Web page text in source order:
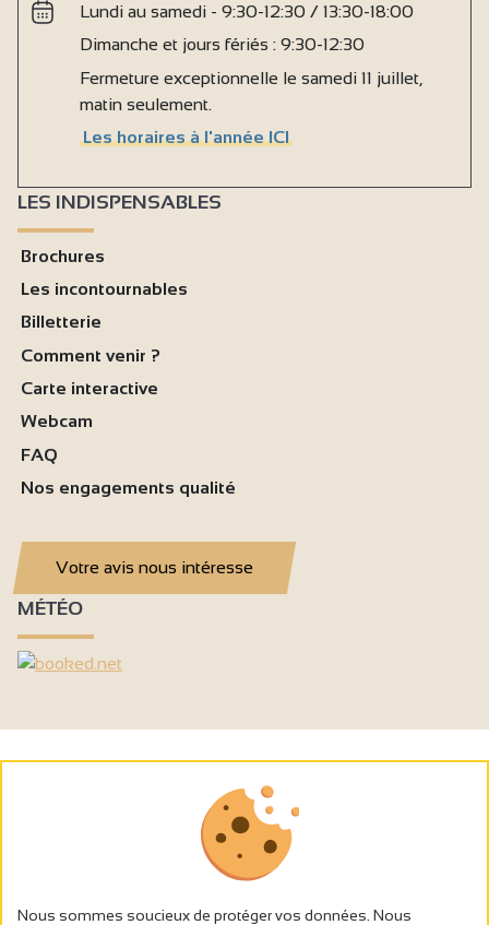
Lundi au samedi - 9:30-12:30 / 13:30-18:00
Dimanche et jours fériés : 9:30-12:30
Fermeture exceptionnelle le samedi 11 juillet,
matin seulement.
Les horaires à l'année ICI
LES INDISPENSABLES
Brochures
Les incontournables
Billetterie
Comment venir ?
Carte interactive
Webcam
FAQ
Nos engagements qualité
Votre avis nous intéresse
MÉTÉO
Nous sommes soucieux de protéger vos données. Nous